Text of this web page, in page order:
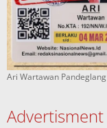
Ari Wartawan Pandeglang
Advertisment